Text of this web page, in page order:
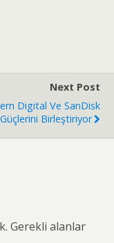
Next Post
Digital Ve SanDisk
Güçlerini Birleştiriyor
Gerekli alanlar